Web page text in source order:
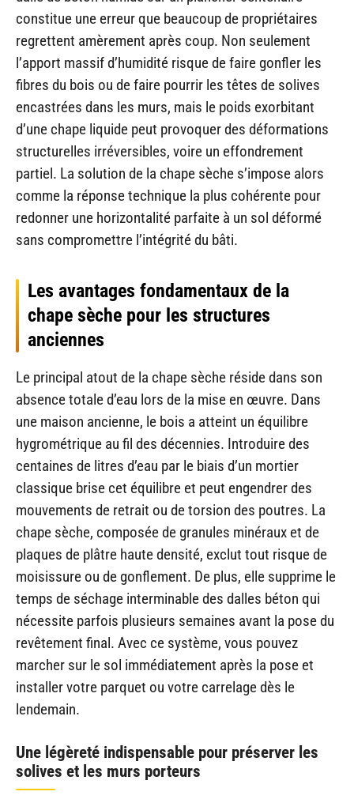
constitue une erreur que beaucoup de propriétaires
regrettent amèrement après coup. Non seulement
l’apport massif d’humidité risque de faire gonfler les
fibres du bois ou de faire pourrir les têtes de solives
encastrées dans les murs, mais le poids exorbitant
d’une chape liquide peut provoquer des déformations
structurelles irréversibles, voire un effondrement
partiel. La solution de la chape sèche s’impose alors
comme la réponse technique la plus cohérente pour
redonner une horizontalité parfaite à un sol déformé
sans compromettre l’intégrité du bâti.
Les avantages fondamentaux de la
chape sèche pour les structures
anciennes
Le principal atout de la chape sèche réside dans son
absence totale d’eau lors de la mise en œuvre. Dans
une maison ancienne, le bois a atteint un équilibre
hygrométrique au fil des décennies. Introduire des
centaines de litres d’eau par le biais d’un mortier
classique brise cet équilibre et peut engendrer des
mouvements de retrait ou de torsion des poutres. La
chape sèche, composée de granules minéraux et de
plaques de plâtre haute densité, exclut tout risque de
moisissure ou de gonflement. De plus, elle supprime le
temps de séchage interminable des dalles béton qui
nécessite parfois plusieurs semaines avant la pose du
revêtement final. Avec ce système, vous pouvez
marcher sur le sol immédiatement après la pose et
installer votre parquet ou votre carrelage dès le
lendemain.
Une légèreté indispensable pour préserver les
solives et les murs porteurs